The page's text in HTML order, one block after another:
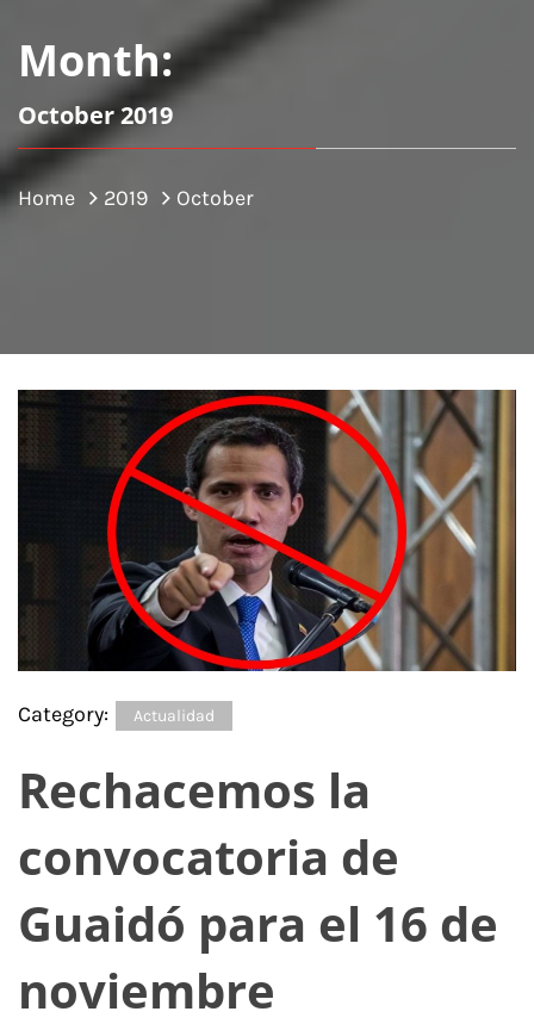
Month:
October 2019
Home 2019 October
Category: Actualidad
Rechacemos la
convocatoria de
Guaidó para el 16 de
noviembre